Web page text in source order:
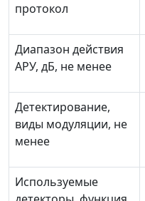
протокол
Диапазон действия
АРУ, дБ, не менее
Детектирование,
виды модуляции, не
менее
Используемые